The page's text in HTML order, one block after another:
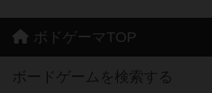
ボドゲーマTOP
ボードゲームを検索する